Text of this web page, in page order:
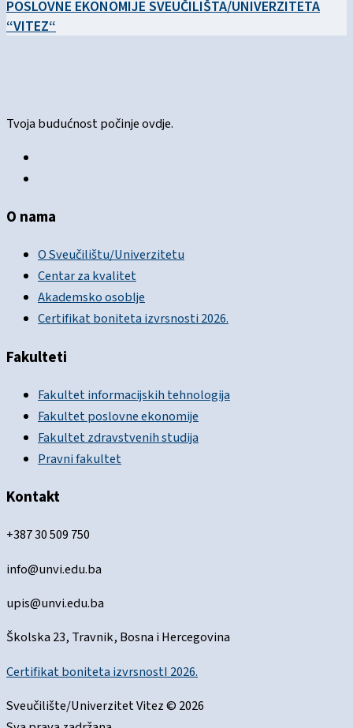
POSLOVNE EKONOMIJE SVEUČILIŠTA/UNIVERZITETA
“VITEZ“
Tvoja budućnost počinje ovdje.
O nama
O Sveučilištu/Univerzitetu
Centar za kvalitet
Akademsko osoblje
Certifikat boniteta izvrsnosti 2026.
Fakulteti
Fakultet informacijskih tehnologija
Fakultet poslovne ekonomije
Fakultet zdravstvenih studija
Pravni fakultet
Kontakt
+387 30 509 750
info@unvi.edu.ba
upis@unvi.edu.ba
Školska 23, Travnik, Bosna i Hercegovina
Certifikat boniteta izvrsnostI 2026.
Sveučilište/Univerzitet Vitez © 2026